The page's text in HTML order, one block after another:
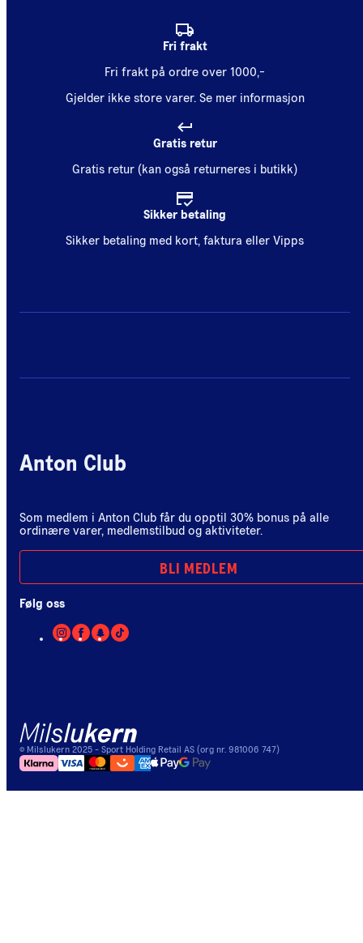
Fri frakt
Fri frakt på ordre over 1000,-
Gjelder ikke store varer. Se mer informasjon
Gratis retur
Gratis retur (kan også returneres i butikk)
Sikker betaling
Sikker betaling med kort, faktura eller Vipps
Anton Club
Som medlem i Anton Club får du opptil 30% bonus på alle
ordinære varer, medlemstilbud og aktiviteter.
BLI MEDLEM
Følg oss
© Milslukern 2025 - Sport Holding Retail AS (org nr. 981006 747)